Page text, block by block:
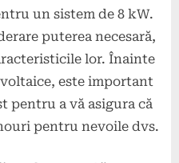
un sistem de 8 kW.
puterea necesară,
lor. Înainte
este important
pentru a vă asigura că
pentru nevoile dvs.